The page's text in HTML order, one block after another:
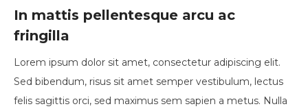
In mattis pellentesque arcu ac
fringilla
Lorem ipsum dolor sit amet, consectetur adipiscing elit.
Sed bibendum, risus sit amet semper vestibulum, lectus
felis sagittis orci, sed maximus sem sapien a metus. Nulla